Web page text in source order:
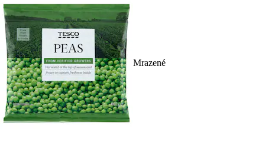
Mrazené